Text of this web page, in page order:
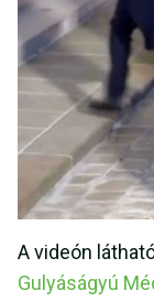
A videón
Gulyáságyú